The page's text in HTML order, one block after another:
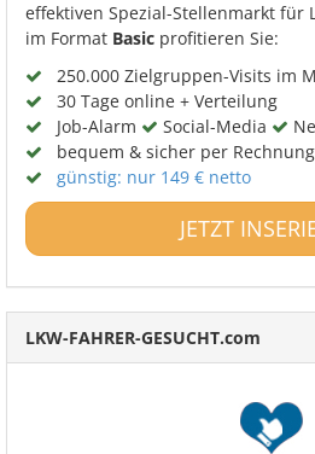
effektiven Spezial-Stellenmarkt für
im Format Basic profitieren Sie:
250.000 Zielgruppen-Visits im
30 Tage online + Verteilung
Job-Alarm
Social-Media
bequem & sicher per
günstig: nur 149 € netto
JETZT
LKW-FAHRER-GESUCHT.com